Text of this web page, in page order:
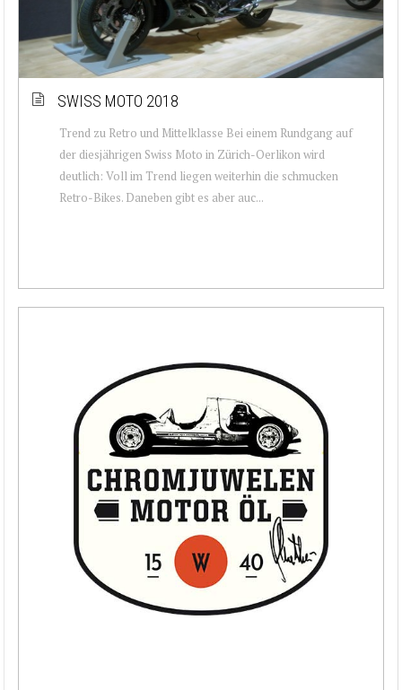
SWISS MOTO 2018
Trend zu Retro und Mittelklasse Bei einem Rundgang auf
der diesjährigen Swiss Moto in Zürich-Oerlikon wird
deutlich: Voll im Trend liegen weiterhin die schmucken
Retro-Bikes. Daneben gibt es aber auc...